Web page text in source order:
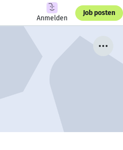
Anmelden
Job posten